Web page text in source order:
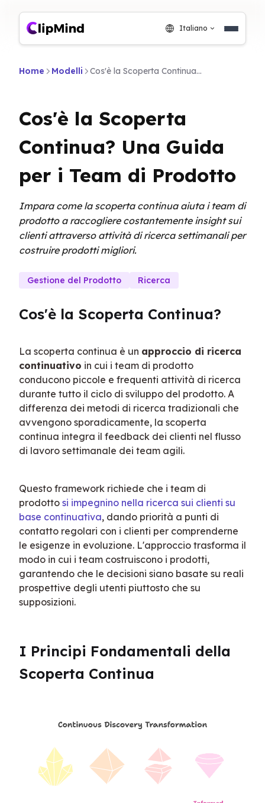
Italiano
Home Modelli Cos'è la Scoperta Continua? Una Guida per i Team di Prodotto
Cos'è la Scoperta
Continua? Una Guida
per i Team di Prodotto
Impara come la scoperta continua aiuta i team di
prodotto a raccogliere costantemente insight sui
clienti attraverso attività di ricerca settimanali per
costruire prodotti migliori.
Gestione del Prodotto Ricerca
Cos'è la Scoperta Continua?
La scoperta continua è un approccio di ricerca
continuativo in cui i team di prodotto
conducono piccole e frequenti attività di ricerca
durante tutto il ciclo di sviluppo del prodotto. A
differenza dei metodi di ricerca tradizionali che
avvengono sporadicamente, la scoperta
continua integra il feedback dei clienti nel flusso
di lavoro settimanale dei team agili.
Questo framework richiede che i team di
prodotto si impegnino nella ricerca sui clienti su
base continuativa, dando priorità a punti di
contatto regolari con i clienti per comprenderne
le esigenze in evoluzione. L'approccio trasforma il
modo in cui i team costruiscono i prodotti,
garantendo che le decisioni siano basate su reali
prospettive degli utenti piuttosto che su
supposizioni.
I Principi Fondamentali della
Scoperta Continua